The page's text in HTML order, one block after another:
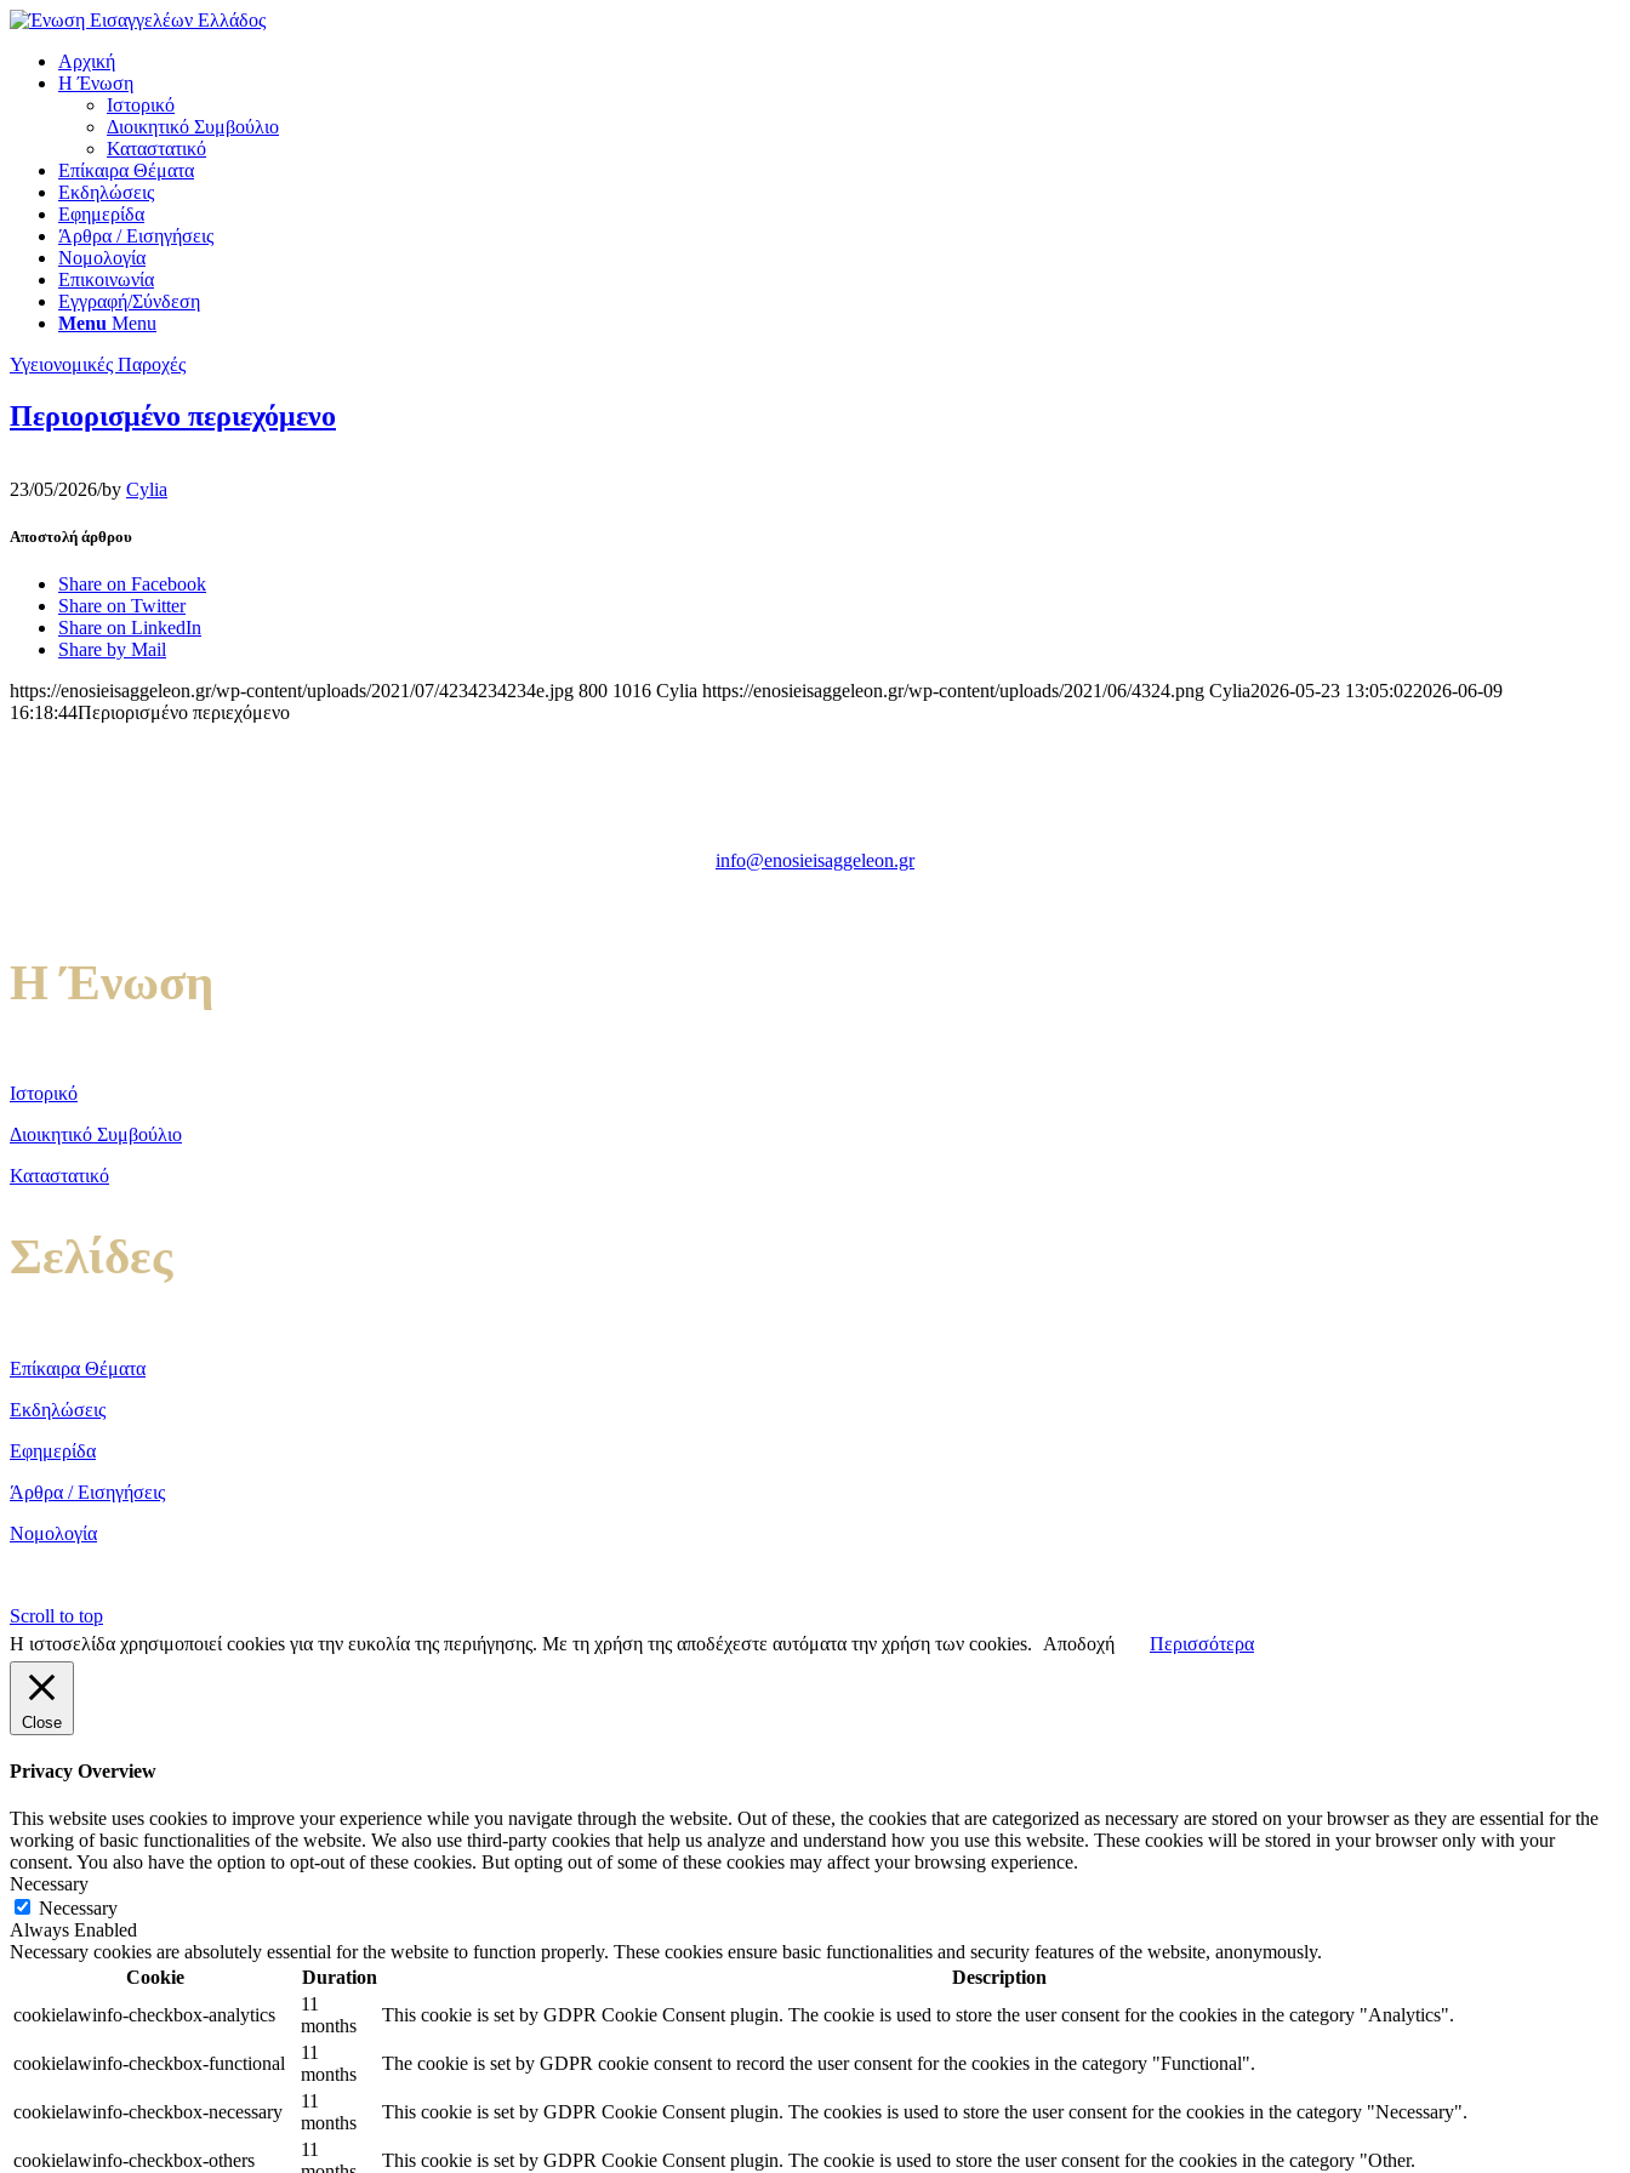
Αρχική
Η Ένωση
Ιστορικό
Διοικητικό Συμβούλιο
Καταστατικό
Επίκαιρα Θέματα
Εκδηλώσεις
Εφημερίδα
Άρθρα / Εισηγήσεις
Νομολογία
Επικοινωνία
Εγγραφή/Σύνδεση
Menu Menu
Υγειονομικές Παροχές
Περιορισμένο περιεχόμενο
23/05/2026/by Cylia
Αποστολή άρθρου
Share on Facebook
Share on Twitter
Share on LinkedIn
Share by Mail
https://enosieisaggeleon.gr/wp-content/uploads/2021/07/4234234234e.jpg 800 1016 Cylia https://enosieisaggeleon.gr/wp-content/uploads/2021/06/4324.png Cylia2026-05-23 13:05:022026-06-09
16:18:44Περιορισμένο περιεχόμενο
info@enosieisaggeleon.gr
Η Ένωση
Ιστορικό
Διοικητικό Συμβούλιο
Καταστατικό
Σελίδες
Επίκαιρα Θέματα
Εκδηλώσεις
Εφημερίδα
Άρθρα / Εισηγήσεις
Νομολογία
Scroll to top
Η ιστοσελίδα χρησιμοποιεί cookies για την ευκολία της περιήγησης. Με τη χρήση της αποδέχεστε αυτόματα την χρήση των cookies.
Αποδοχή Περισσότερα
Close
Privacy Overview
This website uses cookies to improve your experience while you navigate through the website. Out of these, the cookies that are categorized as necessary are stored on your browser as they are essential for the
working of basic functionalities of the website. We also use third-party cookies that help us analyze and understand how you use this website. These cookies will be stored in your browser only with your
consent. You also have the option to opt-out of these cookies. But opting out of some of these cookies may affect your browsing experience.
Necessary
Necessary
Always Enabled
Necessary cookies are absolutely essential for the website to function properly. These cookies ensure basic functionalities and security features of the website, anonymously.
Cookie
Duration
Description
cookielawinfo-checkbox-analytics
11
months
This cookie is set by GDPR Cookie Consent plugin. The cookie is used to store the user consent for the cookies in the category "Analytics".
cookielawinfo-checkbox-functional
11
months
The cookie is set by GDPR cookie consent to record the user consent for the cookies in the category "Functional".
cookielawinfo-checkbox-necessary
11
months
This cookie is set by GDPR Cookie Consent plugin. The cookies is used to store the user consent for the cookies in the category "Necessary".
cookielawinfo-checkbox-others
11
This cookie is set by GDPR Cookie Consent plugin. The cookie is used to store the user consent for the cookies in the category "Other.